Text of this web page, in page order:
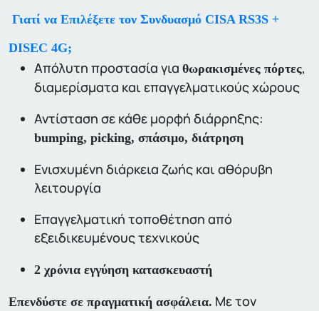
Γιατί να Επιλέξετε τον Συνδυασμό CISA RS3S +
DISEC 4G;
Απόλυτη προστασία για θωρακισμένες πόρτες,
διαμερίσματα και επαγγελματικούς χώρους
Αντίσταση σε κάθε μορφή διάρρηξης:
bumping, picking, σπάσιμο, διάτρηση
Ενισχυμένη διάρκεια ζωής και αθόρυβη
λειτουργία
Επαγγελματική τοποθέτηση από
εξειδικευμένους τεχνικούς
2 χρόνια εγγύηση κατασκευαστή
Επενδύστε σε πραγματική ασφάλεια. Με τον